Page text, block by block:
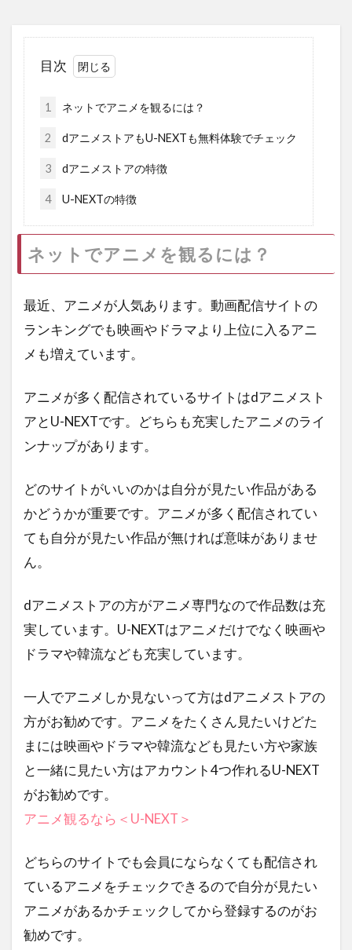
目次
1 ネットでアニメを観るには？
2 dアニメストアもU-NEXTも無料体験でチェック
3 dアニメストアの特徴
4 U-NEXTの特徴
ネットでアニメを観るには？
最近、アニメが人気あります。動画配信サイトの
ランキングでも映画やドラマより上位に入るアニ
メも増えています。
アニメが多く配信されているサイトはdアニメスト
アとU-NEXTです。どちらも充実したアニメのライ
ンナップがあります。
どのサイトがいいのかは自分が見たい作品がある
かどうかが重要です。アニメが多く配信されてい
ても自分が見たい作品が無ければ意味がありませ
ん。
dアニメストアの方がアニメ専門なので作品数は充
実しています。U-NEXTはアニメだけでなく映画や
ドラマや韓流なども充実しています。
一人でアニメしか見ないって方はdアニメストアの
方がお勧めです。アニメをたくさん見たいけどた
まには映画やドラマや韓流なども見たい方や家族
と一緒に見たい方はアカウント4つ作れるU-NEXT
がお勧めです。
アニメ観るなら＜U-NEXT＞
どちらのサイトでも会員にならなくても配信され
ているアニメをチェックできるので自分が見たい
アニメがあるかチェックしてから登録するのがお
勧めです。